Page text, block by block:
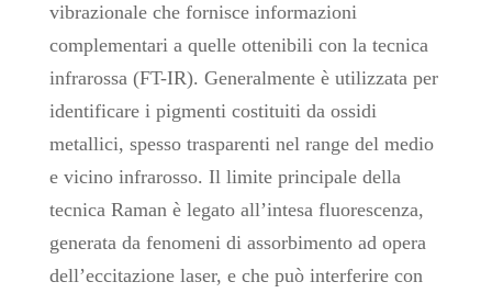
vibrazionale che fornisce informazioni
complementari a quelle ottenibili con la tecnica
infrarossa (FT-IR). Generalmente è utilizzata per
identificare i pigmenti costituiti da ossidi
metallici, spesso trasparenti nel range del medio
e vicino infrarosso. Il limite principale della
tecnica Raman è legato all’intesa fluorescenza,
generata da fenomeni di assorbimento ad opera
dell’eccitazione laser, e che può interferire con